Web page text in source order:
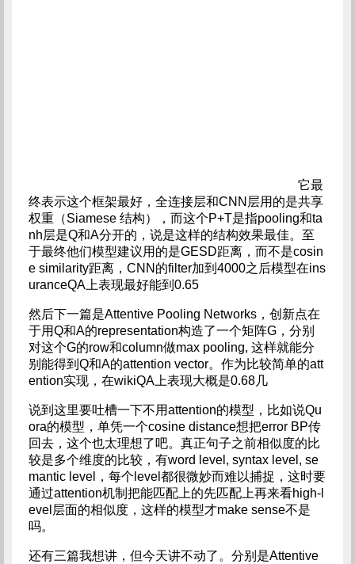
它最
终表示这个框架最好，全连接层和CNN层用的是共享
权重（Siamese 结构），而这个P+T是指pooling和ta
nh层是Q和A分开的，说是这样的结构效果最佳。至
于最终他们模型建议用的是GESD距离，而不是cosin
e similarity距离，CNN的filter加到4000之后模型在ins
uranceQA上表现最好能到0.65
然后下一篇是Attentive Pooling Networks，创新点在
于用Q和A的representation构造了一个矩阵G，分别
对这个G的row和column做max pooling, 这样就能分
别能得到Q和A的attention vector。作为比较简单的att
ention实现，在wikiQA上表现大概是0.68几
说到这里要吐槽一下不用attention的模型，比如说Qu
ora的模型，单凭一个cosine distance想把error BP传
回去，这个也太理想了吧。真正句子之前相似度的比
较是多个维度的比较，有word level, syntax level, se
mantic level，每个level都很微妙而难以捕捉，这时要
通过attention机制把能匹配上的先匹配上再来看high-l
evel层面的相似度，这样的模型才make sense不是
吗。
还有三篇我想讲，但今天讲不动了。分别是Attentive